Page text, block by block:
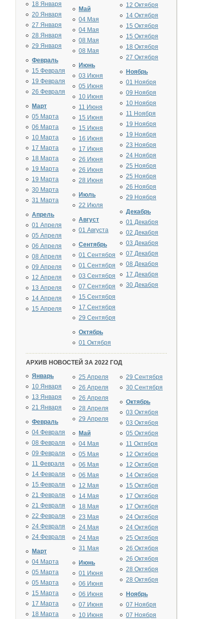
18 Января
20 Января
27 Января
28 Января
29 Января
Февраль
15 Февраля
19 Февраля
26 Февраля
Март
05 Марта
06 Марта
10 Марта
17 Марта
18 Марта
19 Марта
19 Марта
30 Марта
31 Марта
Апрель
01 Апреля
05 Апреля
06 Апреля
08 Апреля
09 Апреля
12 Апреля
13 Апреля
14 Апреля
15 Апреля
Май
04 Мая
04 Мая
08 Мая
08 Мая
Июнь
03 Июня
05 Июня
10 Июня
11 Июня
15 Июня
15 Июня
16 Июня
17 Июня
26 Июня
26 Июня
28 Июня
Июль
22 Июля
Август
01 Августа
Сентябрь
01 Сентября
01 Сентября
03 Сентября
07 Сентября
15 Сентября
17 Сентября
29 Сентября
Октябрь
01 Октября
12 Октября
14 Октября
15 Октября
15 Октября
18 Октября
27 Октября
Ноябрь
01 Ноября
09 Ноября
10 Ноября
11 Ноября
19 Ноября
19 Ноября
23 Ноября
24 Ноября
25 Ноября
25 Ноября
26 Ноября
29 Ноября
Декабрь
01 Декабря
02 Декабря
03 Декабря
07 Декабря
08 Декабря
17 Декабря
30 Декабря
АРХИВ НОВОСТЕЙ ЗА 2022 ГОД
Январь
10 Января
13 Января
21 Января
Февраль
04 Февраля
08 Февраля
09 Февраля
11 Февраля
14 Февраля
15 Февраля
21 Февраля
21 Февраля
22 Февраля
24 Февраля
24 Февраля
Март
04 Марта
05 Марта
05 Марта
15 Марта
17 Марта
18 Марта
25 Апреля
26 Апреля
26 Апреля
28 Апреля
29 Апреля
Май
04 Мая
05 Мая
06 Мая
06 Мая
12 Мая
14 Мая
18 Мая
23 Мая
24 Мая
24 Мая
31 Мая
Июнь
01 Июня
06 Июня
06 Июня
07 Июня
10 Июня
29 Сентября
30 Сентября
Октябрь
03 Октября
03 Октября
05 Октября
11 Октября
12 Октября
12 Октября
14 Октября
15 Октября
17 Октября
17 Октября
24 Октября
24 Октября
25 Октября
26 Октября
26 Октября
28 Октября
28 Октября
Ноябрь
07 Ноября
07 Ноября